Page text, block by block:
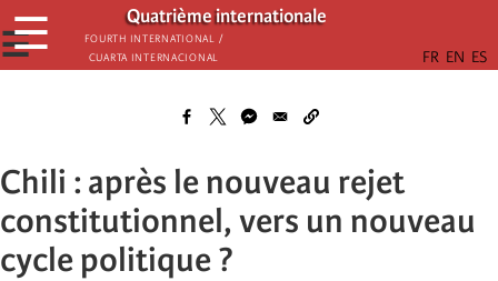
Aller
au
contenu
Quatrième internationale
Fourth International /
Cuarta Internacional
☰
☰
Chili : après le nouveau rejet
constitutionnel, vers un nouveau
cycle politique ?